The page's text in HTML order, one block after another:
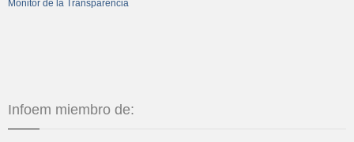
Monitor de la Transparencia
Infoem miembro de: